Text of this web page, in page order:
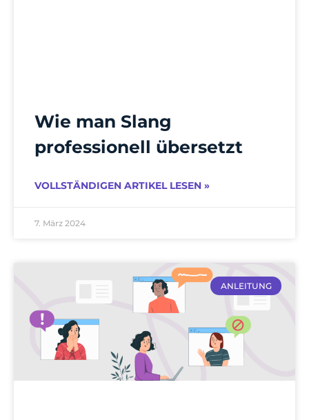
Wie man Slang
professionell übersetzt
VOLLSTÄNDIGEN ARTIKEL LESEN »
7. März 2024
ANLEITUNG